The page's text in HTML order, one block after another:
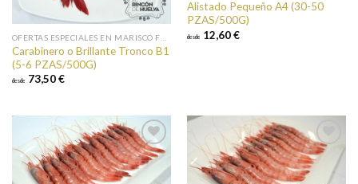
Carabinero o Brillante Tronco B1
(5-6 PZAS/500G)
desde 73,50 €
Alistado Pequeño A4 (30-50
PZAS/500G)
desde 12,60 €
Añadir a
favoritos
Añadir a
favoritos